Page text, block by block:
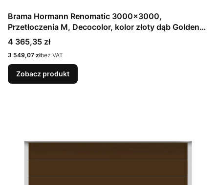
Brama Hormann Renomatic 3000x3000,
Przetłoczenia M, Decocolor, kolor złoty dąb Golden
Oak + Prowadzenie N
Cena
4 365,35 zł
Cena
3 549,07 złbez VAT
Zobacz produkt